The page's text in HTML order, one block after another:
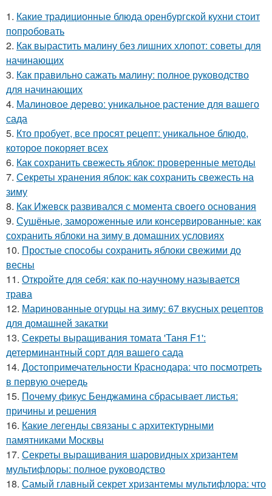
1. Какие традиционные блюда оренбургской кухни стоит
попробовать
2. Как вырастить малину без лишних хлопот: советы для
начинающих
3. Как правильно сажать малину: полное руководство
для начинающих
4. Малиновое дерево: уникальное растение для вашего
сада
5. Кто пробует, все просят рецепт: уникальное блюдо,
которое покоряет всех
6. Как сохранить свежесть яблок: проверенные методы
7. Секреты хранения яблок: как сохранить свежесть на
зиму
8. Как Ижевск развивался с момента своего основания
9. Сушёные, замороженные или консервированные: как
сохранить яблоки на зиму в домашних условиях
10. Простые способы сохранить яблоки свежими до
весны
11. Откройте для себя: как по-научному называется
трава
12. Маринованные огурцы на зиму: 67 вкусных рецептов
для домашней закатки
13. Секреты выращивания томата 'Таня F1':
детерминантный сорт для вашего сада
14. Достопримечательности Краснодара: что посмотреть
в первую очередь
15. Почему фикус Бенджамина сбрасывает листья:
причины и решения
16. Какие легенды связаны с архитектурными
памятниками Москвы
17. Секреты выращивания шаровидных хризантем
мультифлоры: полное руководство
18. Самый главный секрет хризантемы мультифлора: что